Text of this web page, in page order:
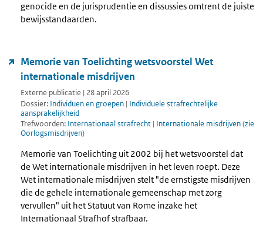
genocide en de jurisprudentie en dissussies omtrent de juiste
bewijsstandaarden.
Memorie van Toelichting wetsvoorstel Wet
internationale misdrijven
Externe publicatie | 28 april 2026
Dossier: Individuen en groepen | Individuele strafrechtelijke
aansprakelijkheid
Trefwoorden: Internationaal strafrecht | Internationale misdrijven (zie
Oorlogsmisdrijven)
Memorie van Toelichting uit 2002 bij het wetsvoorstel dat
de Wet internationale misdrijven in het leven roept. Deze
Wet internationale misdrijven stelt "de ernstigste misdrijven
die de gehele internationale gemeenschap met zorg
vervullen" uit het Statuut van Rome inzake het
Internationaal Strafhof strafbaar.